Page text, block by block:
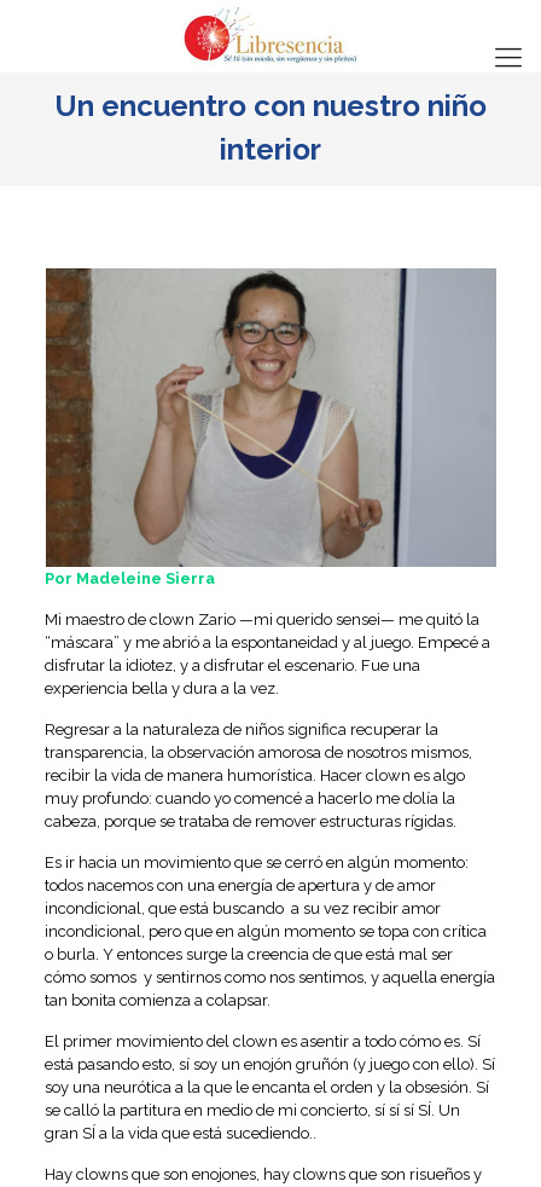
Un encuentro con nuestro niño
interior
Por Madeleine Sierra
Mi maestro de clown Zario —mi querido sensei— me quitó la
“máscara” y me abrió a la espontaneidad y al juego. Empecé a
disfrutar la idiotez, y a disfrutar el escenario. Fue una
experiencia bella y dura a la vez.
Regresar a la naturaleza de niños significa recuperar la
transparencia, la observación amorosa de nosotros mismos,
recibir la vida de manera humorística. Hacer clown es algo
muy profundo: cuando yo comencé a hacerlo me dolía la
cabeza, porque se trataba de remover estructuras rígidas.
Es ir hacia un movimiento que se cerró en algún momento:
todos nacemos con una energía de apertura y de amor
incondicional, que está buscando a su vez recibir amor
incondicional, pero que en algún momento se topa con crítica
o burla. Y entonces surge la creencia de que está mal ser
cómo somos y sentirnos como nos sentimos, y aquella energía
tan bonita comienza a colapsar.
El primer movimiento del clown es asentir a todo cómo es. Sí
está pasando esto, sí soy un enojón gruñón (y juego con ello). Sí
soy una neurótica a la que le encanta el orden y la obsesión. Sí
se calló la partitura en medio de mi concierto, sí sí sí SÍ. Un
gran SÍ a la vida que está sucediendo..
Hay clowns que son enojones, hay clowns que son risueños y